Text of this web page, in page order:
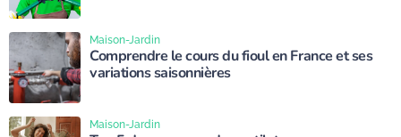
Comprendre le cours du fioul en France et ses
variations saisonnières
Maison-Jardin
Maison-Jardin